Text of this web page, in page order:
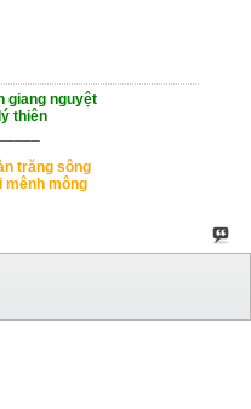
giang nguyệt
thiên
trăng sông
mênh mông